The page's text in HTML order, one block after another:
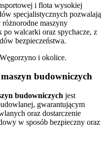
i flota wysokiej
specjalistycznych pozwalają
maszyny
po walcarki oraz spychacze, z
bezpieczeństwa.
budowniczych
budowniczych jest
gwarantującym
oraz dostarczenie
w sposób bezpieczny oraz